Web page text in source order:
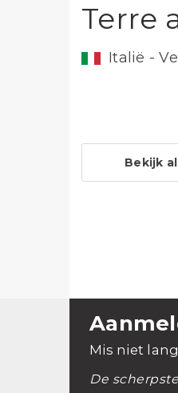
Terre
Italië -
Bekijk
Mis niet
De